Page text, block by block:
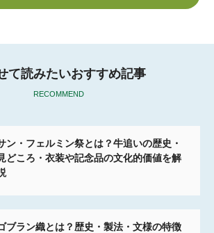
て読みたいおすすめ記事
RECOMMEND
ン・フェルミン祭とは？牛追いの歴史・
どころ・衣装や記念品の文化的価値を解
ブラン織とは？歴史・製法・文様の特徴